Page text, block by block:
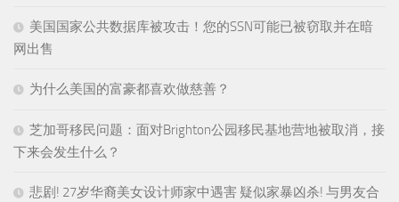
美国国家公共数据库被攻击！您的SSN可能已被窃取并在暗
网出售
为什么美国的富豪都喜欢做慈善？
芝加哥移民问题：面对Brighton公园移民基地营地被取消，接
下来会发生什么？
悲剧! 27岁华裔美女设计师家中遇害 疑似家暴凶杀! 与男友合